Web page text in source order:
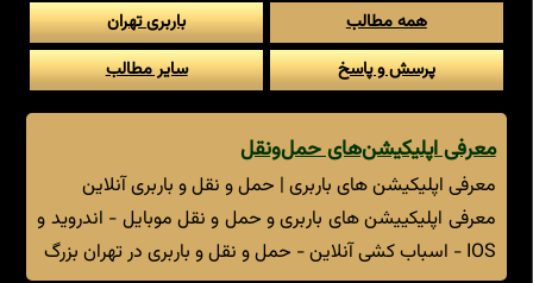
همه مطالب
باربری تهران
پرسش و پاسخ
سایر مطالب
معرفی اپلیکیشن‌های حمل‌و‌نقل
معرفی اپلیکیشن های باربری | حمل و نقل و باربری آنلاین
معرفی اپلیکییشن های باربری و حمل و نقل موبایل - اندروید و
IOS - اسباب کشی آنلاین - حمل و نقل و باربری در تهران بزرگ